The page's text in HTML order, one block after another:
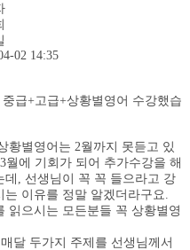
02 14:35
중급+고급+상황별영어 수강했습
황별영어는 2월까지 못듣고 있
월에 기회가 되어 추가수강을 해
데, 선생님이 꼭 꼭 들으라고 강
는 이유를 정말 알겠더라구요.
읽으시는 모든분들 꼭 상황별영
달 두가지 주제를 선생님께서